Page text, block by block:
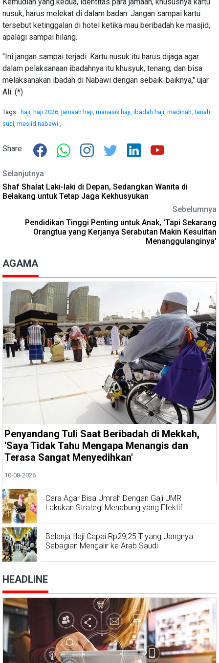
nusuk, harus melekat di dalam badan. Jangan sampai kartu
tersebut ketinggalan di hotel ketika mau beribadah ke masjid,
apalagi sampai hilang.
"Ini jangan sampai terjadi. Kartu nusuk itu harus dijaga agar
dalam pelaksanaan ibadahnya itu khusyuk, tenang, dan bisa
melaksanakan ibadah di Nabawi dengan sebaik-baiknya," ujar
Ali. (*)
Tags : haji, haji 2026, jamaah haji, manasik haji, ibadah haji, madinah,tanah
suci, masjid nabawi ,
Share:
Selanjutnya
Shaf Shalat Laki-laki di Depan, Sedangkan Wanita di
Belakang untuk Tetap Jaga Kekhusyukan
Sebelumnya
Pendidikan Tinggi Penting untuk Anak, 'Tapi Sekarang
Orangtua yang Kerjanya Serabutan Makin Kesulitan
Menanggulanginya'
AGAMA
Penyandang Tuli Saat Beribadah di Mekkah,
'Saya Tidak Tahu Mengapa Menangis dan
Terasa Sangat Menyedihkan'
10-08-2026
Cara Agar Bisa Umrah Dengan Gaji UMR
Lakukan Strategi Menabung yang Efektif
Belanja Haji Capai Rp29,25 T yang Uangnya
Sebagian Mengalir ke Arab Saudi
HEADLINE